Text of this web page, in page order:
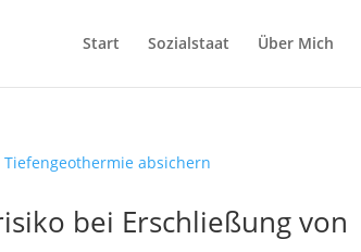
Start Sozialstaat Über Mich
bei Erschließung von